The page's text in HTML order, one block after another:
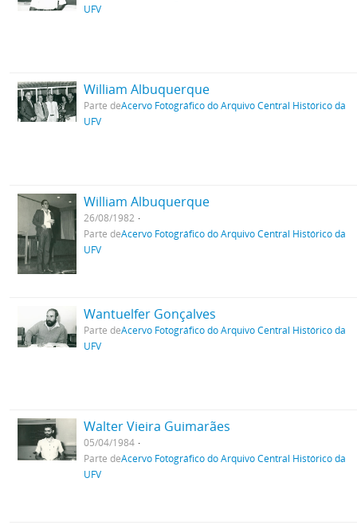
UFV
William Albuquerque
Parte deAcervo Fotográfico do Arquivo Central Histórico da
UFV
William Albuquerque
26/08/1982
Parte deAcervo Fotográfico do Arquivo Central Histórico da
UFV
Wantuelfer Gonçalves
Parte deAcervo Fotográfico do Arquivo Central Histórico da
UFV
Walter Vieira Guimarães
05/04/1984
Parte deAcervo Fotográfico do Arquivo Central Histórico da
UFV